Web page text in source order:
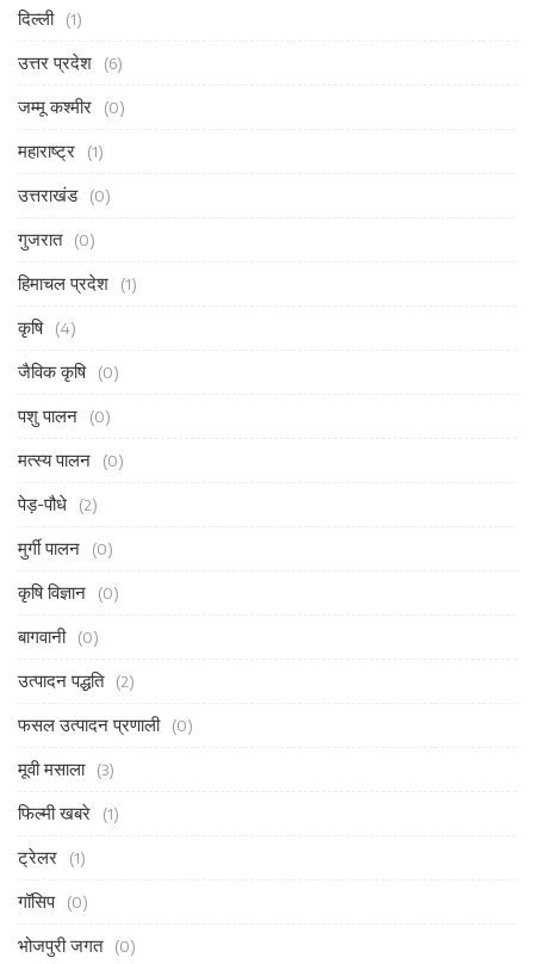
दिल्ली (1)
उत्तर प्रदेश (6)
जम्मू कश्मीर (0)
महाराष्ट्र (1)
उत्तराखंड (0)
गुजरात (0)
हिमाचल प्रदेश (1)
कृषि (4)
जैविक कृषि (0)
पशु पालन (0)
मत्स्य पालन (0)
पेड़-पौधे (2)
मुर्गी पालन (0)
कृषि विज्ञान (0)
बागवानी (0)
उत्पादन पद्धति (2)
फसल उत्पादन प्रणाली (0)
मूवी मसाला (3)
फिल्मी खबरे (1)
ट्रेलर (1)
गॉसिप (0)
भोजपुरी जगत (0)